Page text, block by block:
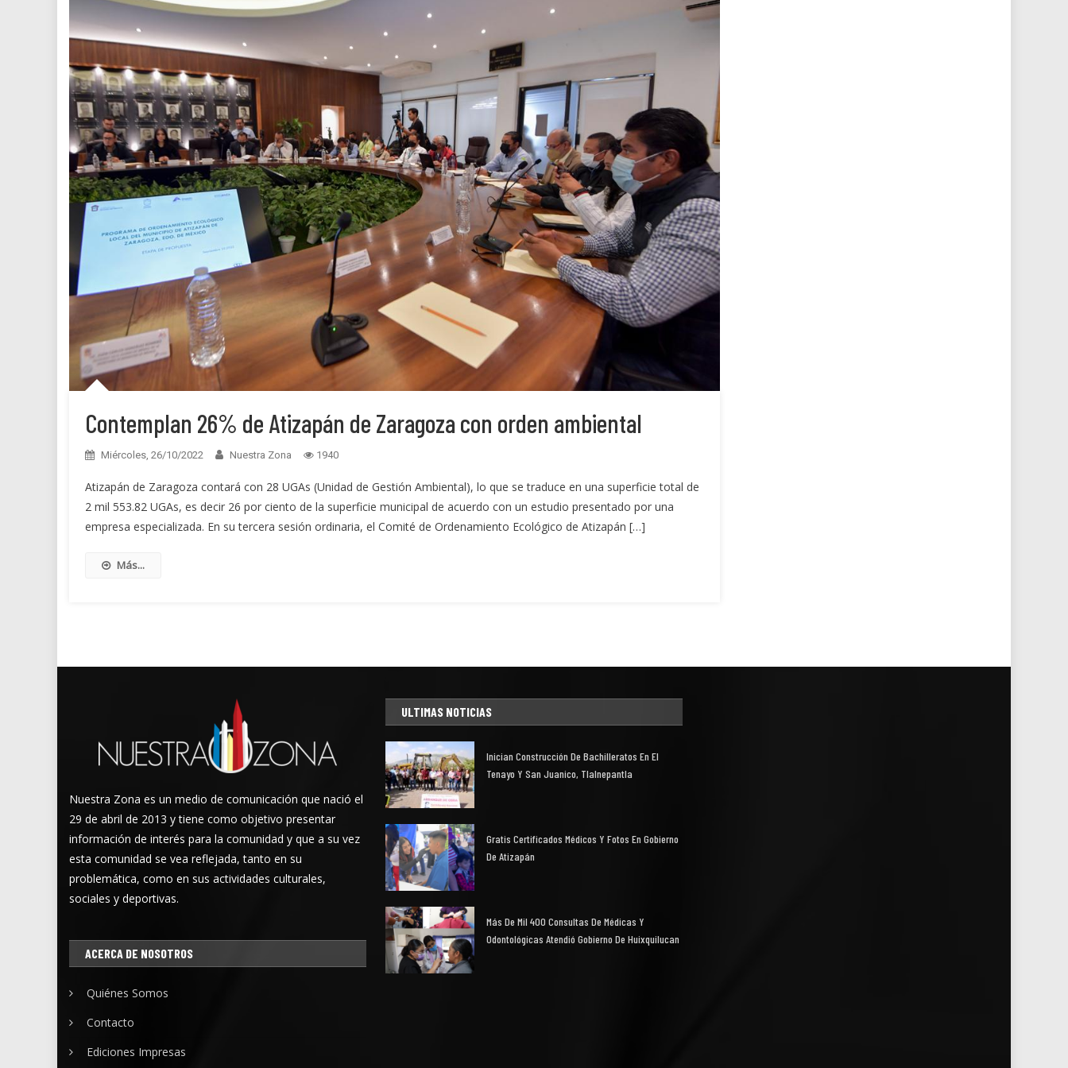
Contemplan 26% de Atizapán de Zaragoza con orden ambiental
Miércoles, 26/10/2022 Nuestra Zona 1940
Atizapán de Zaragoza contará con 28 UGAs (Unidad de Gestión Ambiental), lo que se traduce en una superficie total de
2 mil 553.82 UGAs, es decir 26 por ciento de la superficie municipal de acuerdo con un estudio presentado por una
empresa especializada. En su tercera sesión ordinaria, el Comité de Ordenamiento Ecológico de Atizapán […]
Más...
Nuestra Zona es un medio de comunicación que nació el
29 de abril de 2013 y tiene como objetivo presentar
información de interés para la comunidad y que a su vez
esta comunidad se vea reflejada, tanto en su
problemática, como en sus actividades culturales,
sociales y deportivas.
ACERCA DE NOSOTROS
Quiénes Somos
Contacto
Ediciones Impresas
ULTIMAS NOTICIAS
Inician Construcción De Bachilleratos En El
Tenayo Y San Juanico, Tlalnepantla
Gratis Certificados Médicos Y Fotos En Gobierno
De Atizapán
Más De Mil 400 Consultas De Médicas Y
Odontológicas Atendió Gobierno De Huixquilucan